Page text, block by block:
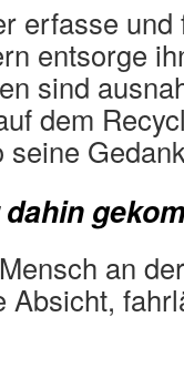
erfasse
entsorge
sind
dem
an
Absicht,